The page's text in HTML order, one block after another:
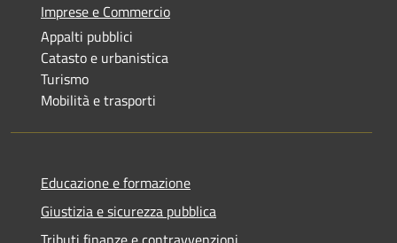
Imprese e Commercio
Appalti pubblici
Catasto e urbanistica
Turismo
Mobilità e trasporti
Educazione e formazione
Giustizia e sicurezza pubblica